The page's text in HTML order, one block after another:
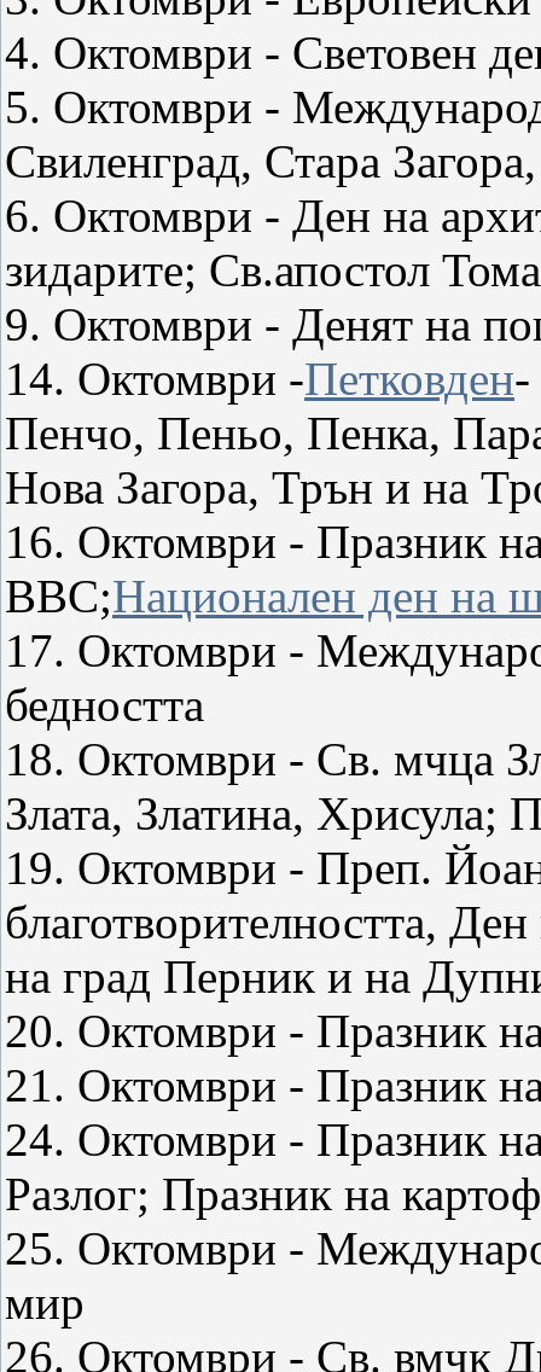
4. Октомври - Световен
5. Октомври -
Свиленград, Стара
6. Октомври - Ден на
зидарите; Св.апостол Тома
9. Октомври - Денят на
14. Октомври -Петковден-
Пенчо, Пеньо, Пенка,
Нова Загора, Трън и на
16. Октомври - Празник
ВВС;Национален ден на
17. Октомври -
бедността
18. Октомври - Св. мчца
Злата, Златина, Хрисула;
19. Октомври - Преп.
благотворителността,
на град Перник и на
20. Октомври - Празник
21. Октомври - Празник
24. Октомври - Празник
Разлог; Празник на
25. Октомври -
мир
26. Октомври - Св. вмчк